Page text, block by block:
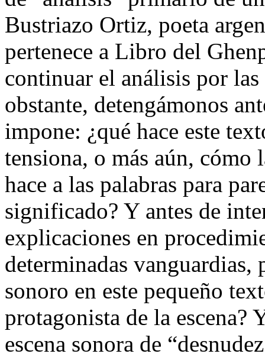
Bustriazo Ortiz, poeta
pertenece a Libro del
continuar el análisis por
obstante, detengámonos
impone: ¿qué hace este
tensiona, o más aún, cómo
hace a las palabras para
significado? Y antes de
explicaciones en
determinadas vanguardias,
sonoro en este pequeño
protagonista de la escena?
escena sonora de